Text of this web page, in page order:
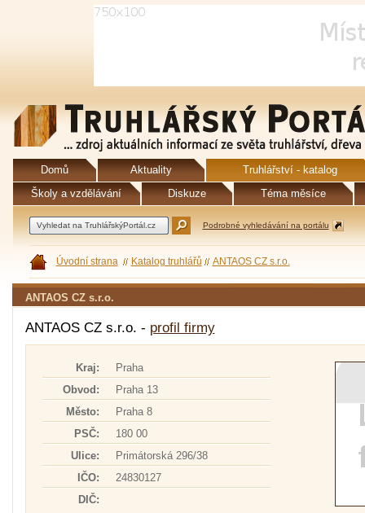
Domů Aktuality
Truhlářství - katalog
Školy a vzdělávání
Diskuze Téma měsíce
Podrobné vyhledávání na portálu
Úvodní strana Katalog truhlářů ANTAOS CZ s.r.o.
ANTAOS CZ s.r.o.
ANTAOS CZ s.r.o. - profil firmy
Kraj:
Praha
Obvod:
Praha 13
Město:
Praha 8
PSČ:
180 00
Ulice:
Primátorská 296/38
IČO:
24830127
DIČ: